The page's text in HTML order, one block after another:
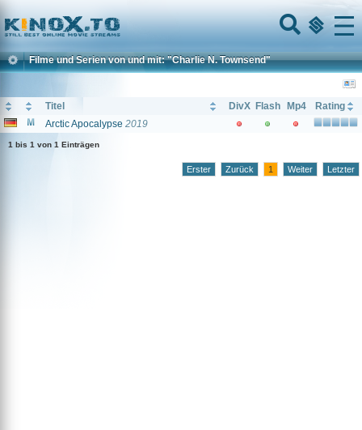
Home
Menu
Filme und Serien von und mit: "Charlie N. Townsend"
Titel DivX Flash Mp4
Rating
Arctic Apocalypse 2019
1 bis 1 von 1 Einträgen
Erster Zurück 1 Weiter Letzter